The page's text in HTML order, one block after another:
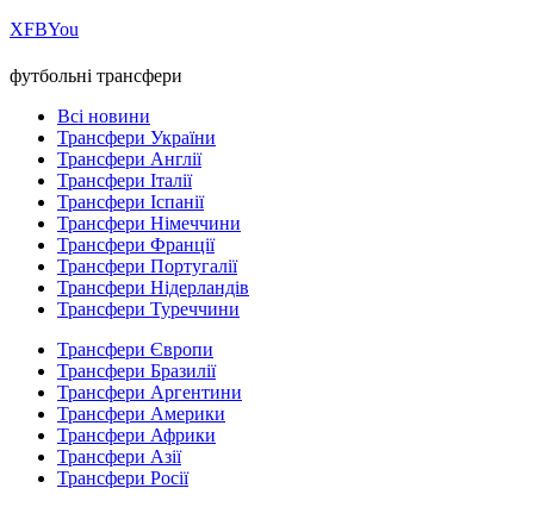
ХFBYou
футбольні трансфери
Всі новини
Трансфери України
Трансфери Англії
Трансфери Італії
Трансфери Іспанії
Трансфери Німеччини
Трансфери Франції
Трансфери Португалії
Трансфери Нідерландів
Трансфери Туреччини
Трансфери Європи
Трансфери Бразилії
Трансфери Аргентини
Трансфери Америки
Трансфери Африки
Трансфери Азії
Трансфери Росії